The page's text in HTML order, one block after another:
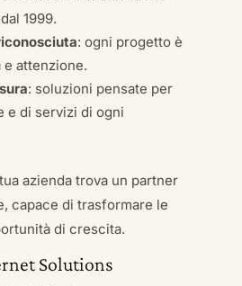
1999.
: ogni progetto è
attenzione.
: soluzioni pensate per
e di servizi di ogni
azienda trova un partner
capace di trasformare le
di crescita.
Solutions